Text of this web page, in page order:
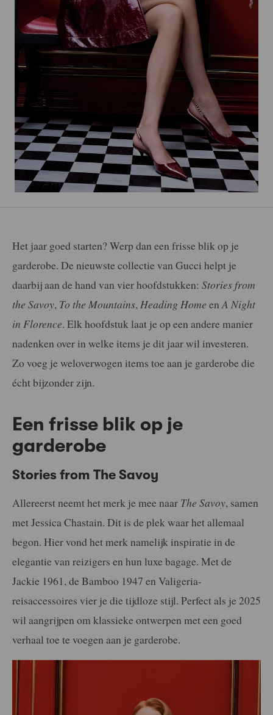
Het jaar goed starten? Werp dan een frisse blik op je
garderobe. De nieuwste collectie van Gucci helpt je
daarbij aan de hand van vier hoofdstukken: Stories from
the Savoy, To the Mountains, Heading Home en A Night
in Florence. Elk hoofdstuk laat je op een andere manier
nadenken over in welke items je dit jaar wil investeren.
Zo voeg je weloverwogen items toe aan je garderobe die
écht bijzonder zijn.
Een frisse blik op je
garderobe
Stories from The Savoy
Allereerst neemt het merk je mee naar The Savoy, samen
met Jessica Chastain. Dit is de plek waar het allemaal
begon. Hier vond het merk namelijk inspiratie in de
elegantie van reizigers en hun luxe bagage. Met de
Jackie 1961, de Bamboo 1947 en Valigeria-
reisaccessoires vier je die tijdloze stijl. Perfect als je 2025
wil aangrijpen om klassieke ontwerpen met een goed
verhaal toe te voegen aan je garderobe.